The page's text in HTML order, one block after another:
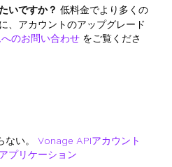
いですか？ 低料金でより多くの
、アカウントのアップグレード
のお問い合わせ をご覧くださ
ない。 Vonage APIアカウント
プリケーション